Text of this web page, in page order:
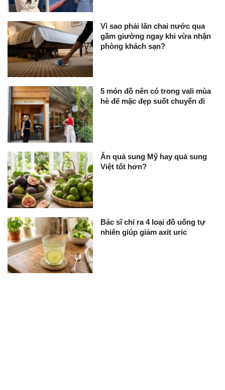
Vì sao phải lăn chai nước qua
gầm giường ngay khi vừa nhận
phòng khách sạn?
5 món đồ nên có trong vali mùa
hè để mặc đẹp suốt chuyến đi
Ăn quả sung Mỹ hay quả sung
Việt tốt hơn?
Bác sĩ chỉ ra 4 loại đồ uống tự
nhiên giúp giảm axit uric